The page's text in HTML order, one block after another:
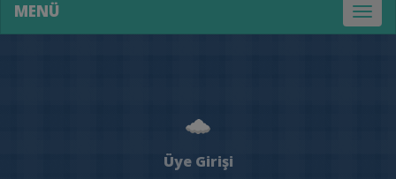
MENÜ
Toggle
Üye Girişi